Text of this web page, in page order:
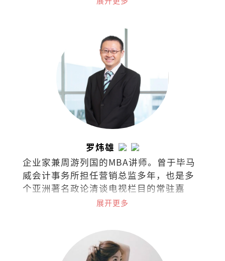
罗炜雄
企业家兼周游列国的MBA讲师。曾于毕马
威会计事务所担任营销总监多年，也是多
个亚洲著名政论清谈电视栏目的常驻嘉
宾，常探讨经济、商业、政治热门课题与
展开更多